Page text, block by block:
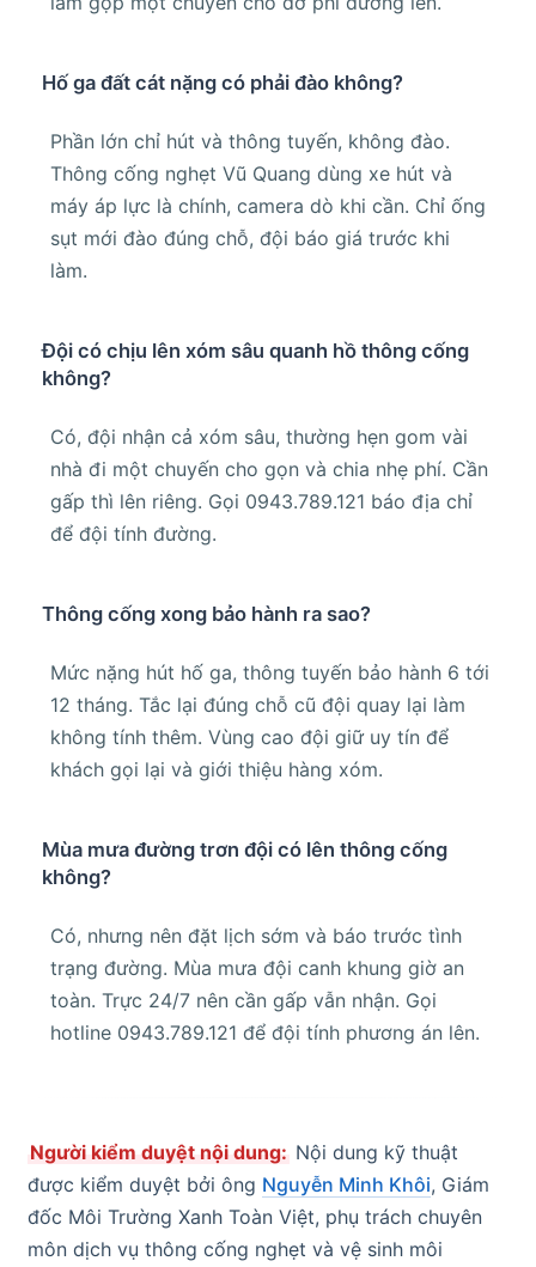
Hố ga đất cát nặng có phải đào không?
Phần lớn chỉ hút và thông tuyến, không đào.
Thông cống nghẹt Vũ Quang dùng xe hút và
máy áp lực là chính, camera dò khi cần. Chỉ ống
sụt mới đào đúng chỗ, đội báo giá trước khi
làm.
Đội có chịu lên xóm sâu quanh hồ thông cống
không?
Có, đội nhận cả xóm sâu, thường hẹn gom vài
nhà đi một chuyến cho gọn và chia nhẹ phí. Cần
gấp thì lên riêng. Gọi 0943.789.121 báo địa chỉ
để đội tính đường.
Thông cống xong bảo hành ra sao?
Mức nặng hút hố ga, thông tuyến bảo hành 6 tới
12 tháng. Tắc lại đúng chỗ cũ đội quay lại làm
không tính thêm. Vùng cao đội giữ uy tín để
khách gọi lại và giới thiệu hàng xóm.
Mùa mưa đường trơn đội có lên thông cống
không?
Có, nhưng nên đặt lịch sớm và báo trước tình
trạng đường. Mùa mưa đội canh khung giờ an
toàn. Trực 24/7 nên cần gấp vẫn nhận. Gọi
hotline 0943.789.121 để đội tính phương án lên.
Người kiểm duyệt nội dung: Nội dung kỹ thuật
được kiểm duyệt bởi ông Nguyễn Minh Khôi, Giám
đốc Môi Trường Xanh Toàn Việt, phụ trách chuyên
môn dịch vụ thông cống nghẹt và vệ sinh môi